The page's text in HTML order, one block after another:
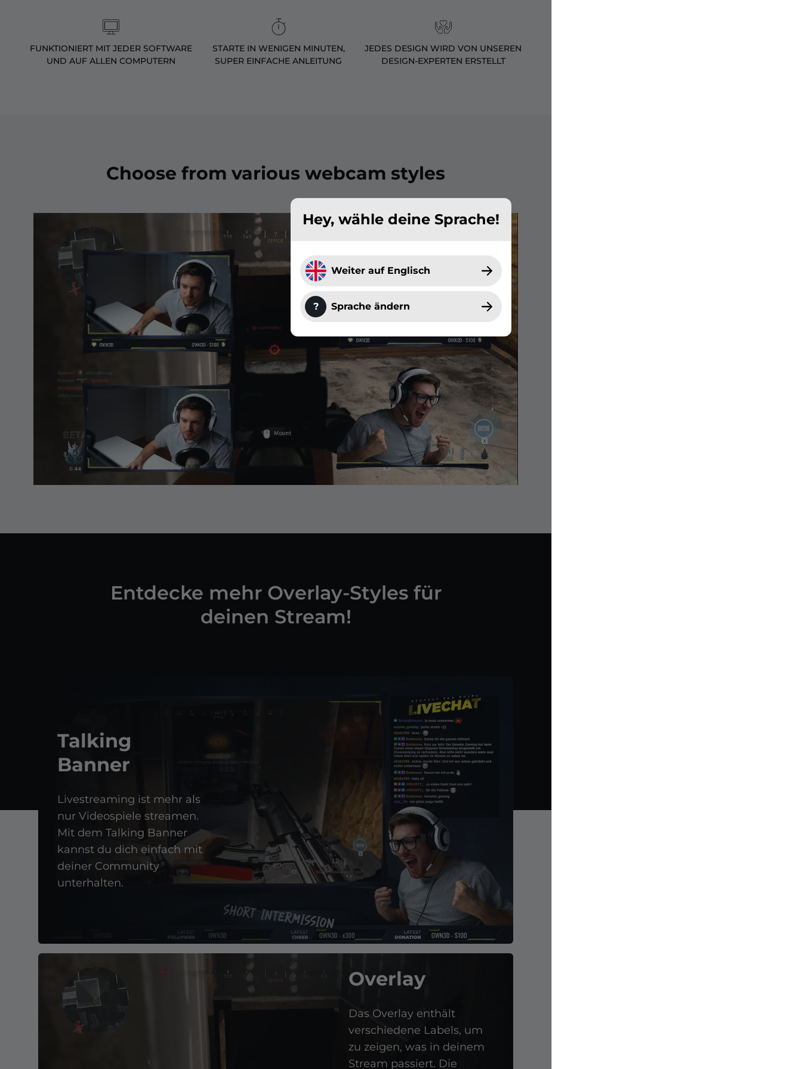
Hey, wähle deine Sprache!
Weiter auf Englisch
? Sprache ändern
FUNKTIONIERT MIT JEDER SOFTWARE
UND AUF ALLEN COMPUTERN
STARTE IN WENIGEN MINUTEN,
SUPER EINFACHE ANLEITUNG
JEDES DESIGN WIRD VON UNSEREN
DESIGN-EXPERTEN ERSTELLT
Choose from various webcam styles
Entdecke mehr Overlay-Styles für
deinen Stream!
Talking
Banner
Livestreaming ist mehr als
nur Videospiele streamen.
Mit dem Talking Banner
kannst du dich einfach mit
deiner Community
unterhalten.
Overlay
Das Overlay enthält
verschiedene Labels, um
zu zeigen, was in deinem
Stream passiert. Die